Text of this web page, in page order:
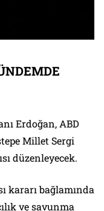
Erdoğan, ABD
Millet Sergi
düzenleyecek.
kararı bağlamında
ve savunma